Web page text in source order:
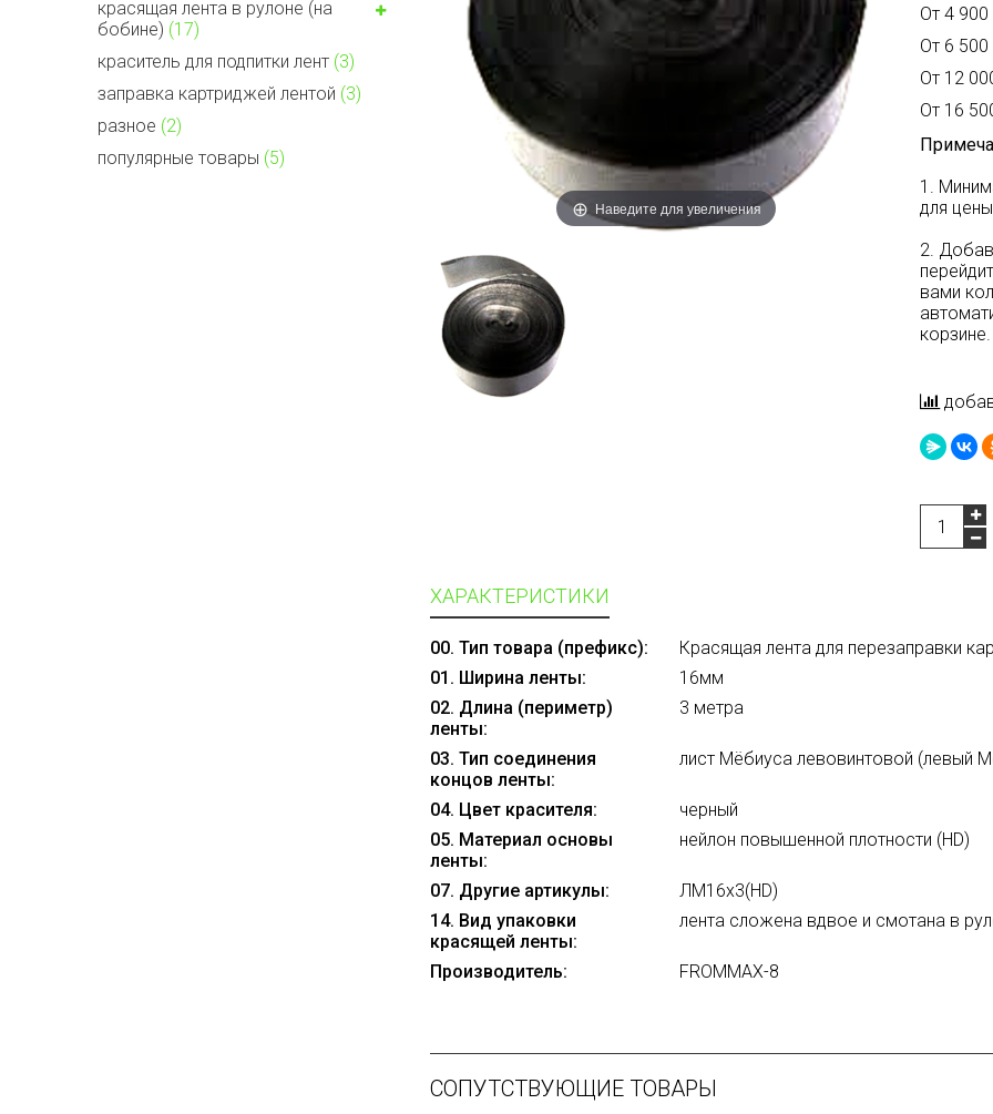
красящая лента в рулоне (на
бобине) (17)
краситель для подпитки лент (3)
заправка картриджей лентой (3)
разное (2)
популярные товары (5)
Наведите для увеличения
От 4 900
От 6 500
От 12
От 16
1.
для
2.
вами
корзине.
ХАРАКТЕРИСТИКИ
00. Тип товара (префикс):
Красящая лента для перезаправки
01. Ширина ленты:
16мм
02. Длина (периметр)
ленты:
3 метра
03. Тип соединения
концов ленты:
лист Мёбиуса левовинтовой (левый
04. Цвет красителя:
черный
05. Материал основы
ленты:
нейлон повышенной плотности (HD)
07. Другие артикулы:
ЛМ16х3(HD)
14. Вид упаковки
красящей ленты:
лента сложена вдвое и смотана в
Производитель: FROMMAX-8
СОПУТСТВУЮЩИЕ ТОВАРЫ